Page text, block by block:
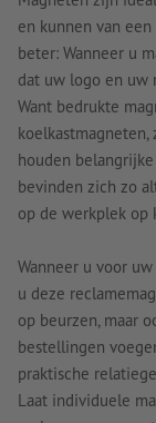
en kunnen van
beter: Wanneer u
dat uw logo en uw
Want bedrukte
houden
bevinden zich zo
op de werkplek op
Wanneer u voor
u deze
op beurzen, maar
bestellingen
praktische
Laat individuele